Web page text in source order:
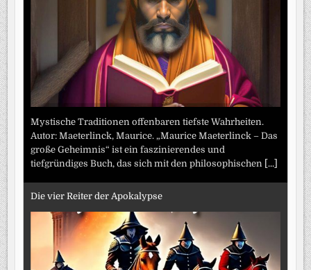
Mystische Traditionen offenbaren tiefste Wahrheiten.
Autor: Maeterlinck, Maurice. „Maurice Maeterlinck – Das
große Geheimnis“ ist ein faszinierendes und
tiefgründiges Buch, das sich mit den philosophischen [...]
Die vier Reiter der Apokalypse